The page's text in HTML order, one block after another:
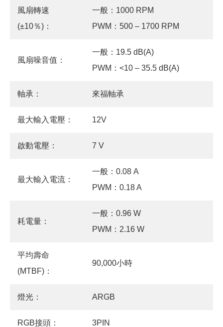
風扇轉速
(±10％)：
一般：1000 RPM
PWM：500 – 1700 RPM
風扇噪音值：
一般：19.5 dB(A)
PWM：<10 – 35.5 dB(A)
軸承： 來福軸承
最大輸入電壓： 12V
啟動電壓： 7 V
最大輸入電流：
一般：0.08 A
PWM：0.18 A
耗電量：
一般：0.96 W
PWM：2.16 W
平均壽命
(MTBF)：
90,000小時
燈光： ARGB
RGB接頭： 3PIN